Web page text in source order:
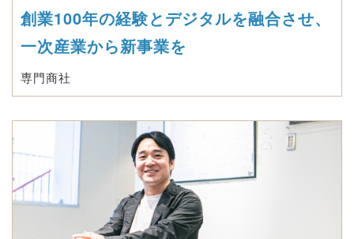
創業100年の経験とデジタルを融合させ、
一次産業から新事業を
専門商社